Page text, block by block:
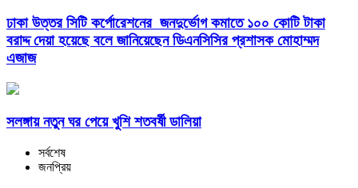
ঢাকা উত্তর সিটি কর্পোরেশনের জনদুর্ভোগ কমাতে ১০০ কোটি টাকা
বরাদ্দ দেয়া হয়েছে বলে জানিয়েছেন ডিএনসিসির প্রশাসক মোহাম্মদ
এজাজ
সলঙ্গায় নতুন ঘর পেয়ে খুশি শতবর্ষী ডালিয়া
সর্বশেষ
জনপ্রিয়